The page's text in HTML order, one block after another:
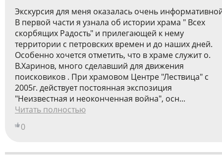
Экскурсия для меня оказалась очень
В первой части я узнала об истории храма " Всех
скорбящих Радость" и прилегающей к нему
территории с петровских времен и до наших дней.
Особенно хочется отметить, что в храме служит о.
В.Харинов, много сделавший для движения
поисковиков . При храмовом Центре "Лествица" с
2005г. действует постоянная экспозиция
"Неизвестная и неоконченная война", осн...
Читать полностью
0